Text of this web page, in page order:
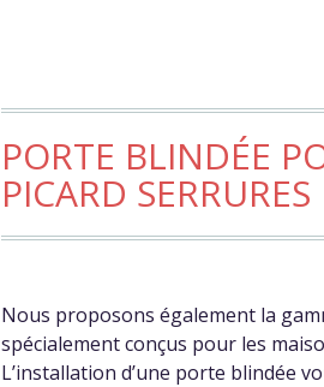
PORTE BLINDÉE
PICARD SERRURES
Nous proposons également la
spécialement conçus pour les
L’installation d’une porte blindée